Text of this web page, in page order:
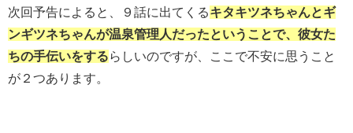
次回予告によると、９話に出てくるキタキツネちゃんとギ
ンギツネちゃんが温泉管理人だったということで、彼女た
ちの手伝いをするらしいのですが、ここで不安に思うこと
が２つあります。